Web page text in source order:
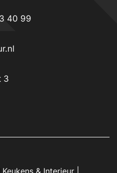
40 99
3
Keukens & Interieur